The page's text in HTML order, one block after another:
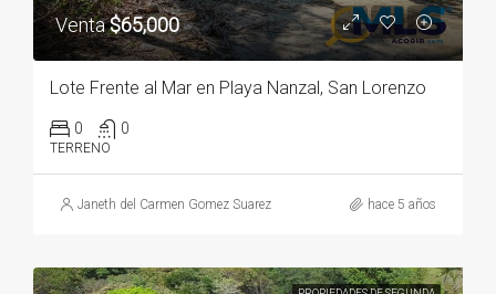
Venta$65,000
Lote Frente al Mar en Playa Nanzal, San Lorenzo
0 0
TERRENO
Janeth del Carmen Gomez Suarez hace 5 años